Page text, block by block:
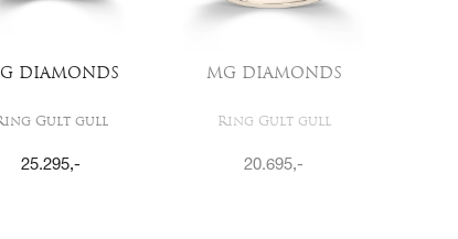
DIAMONDS
Gult gull
25.295,-
MG DIAMONDS
Ring Gult gull
20.695,-